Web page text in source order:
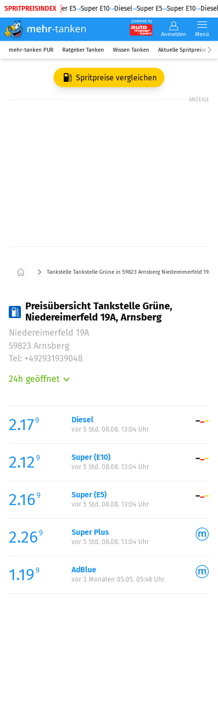
SPRITPREISINDEX
Diesel Super E5 Super E10 Diesel Super E5 Super E10 Diesel
powered by
Anmelden Menü
mehr-tanken PUR Ratgeber Tanken Wissen Tanken Aktuelle Spritpreise
Spritpreise vergleichen
ANZEIGE
Tankstelle Tankstelle Grüne in 59823 Arnsberg Niedereimerfeld 19A
Preisübersicht Tankstelle Grüne,
Niedereimerfeld 19A, Arnsberg
Niedereimerfeld 19A
59823 Arnsberg
Tel: +492931939048
24h geöffnet
Mittwoch:
00:00-23:59
Donnerstag:
Samstag:
00:00-23:59
Sonntag:
2.179 Diesel
vor 5 Std. 08.08. 13:04 Uhr
2.12 9 Super (E10)
vor 5 Std. 08.08. 13:04 Uhr
2.169 Super (E5)
vor 5 Std. 08.08. 13:04 Uhr
2.269 Super Plus
vor 5 Std. 08.08. 13:04 Uhr
1.19 9 AdBlue
vor 3 Monaten 05.05. 05:48 Uhr